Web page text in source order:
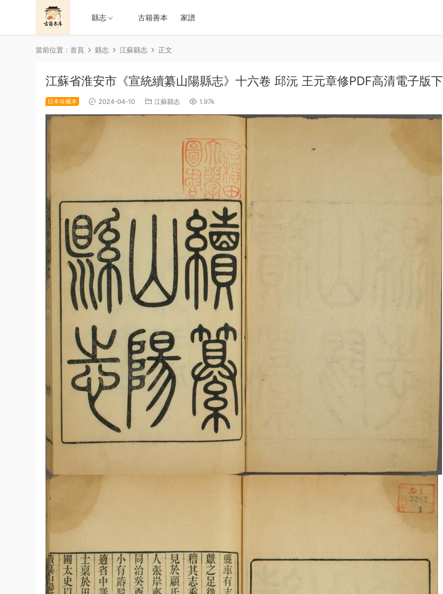
縣志 古籍善本 家譜
當前位置： 首頁 縣志 江蘇縣志 正文
江蘇省淮安市《宣統續纂山陽縣志》十六卷 邱沅 王元章修PDF高清電子版
日本珍藏本 2024-04-10 江蘇縣志 1.97k